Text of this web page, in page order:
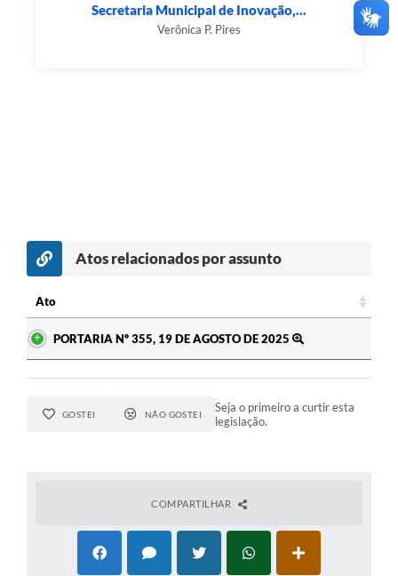
Secretaria Municipal de Inovação,...
Verônica P. Pires
Atos relacionados por assunto
Ato
PORTARIA Nº 355, 19 DE AGOSTO DE 2025
GOSTEI NÃO GOSTEI
Seja o primeiro a curtir esta
legislação.
COMPARTILHAR